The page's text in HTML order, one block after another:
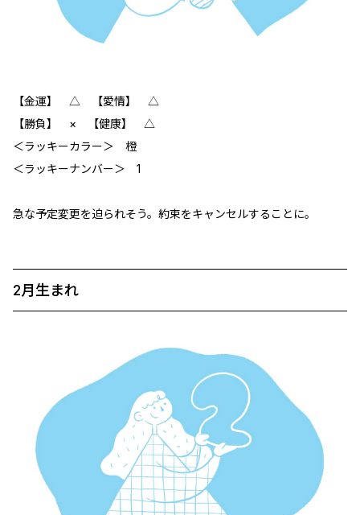
【金運】 △ 【愛情】 △
【勝負】 × 【健康】 △
＜ラッキーカラー＞ 橙
＜ラッキーナンバー＞ 1
急な予定変更を迫られそう。約束をキャンセルすることに。
2月生まれ